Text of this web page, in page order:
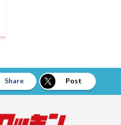
Share Post